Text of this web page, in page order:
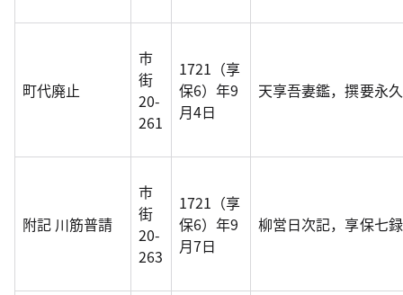
町代廃止
市
街
20-
261
1721（享
保6）年9
月4日
天享吾妻鑑，撰要永
附記 川筋普請
市
街
20-
263
1721（享
保6）年9
月7日
柳営日次記，享保七録